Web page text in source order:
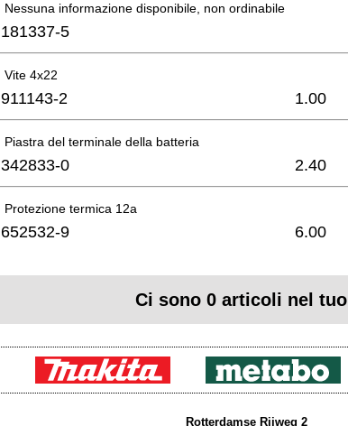
Nessuna informazione disponibile, non ordinabile
181337-5
Vite 4x22
911143-2 1.00
Piastra del terminale della batteria
342833-0 2.40
Protezione termica 12a
652532-9 6.00
Ci sono 0 articoli nel tuo
Rotterdamse Rijweg 2